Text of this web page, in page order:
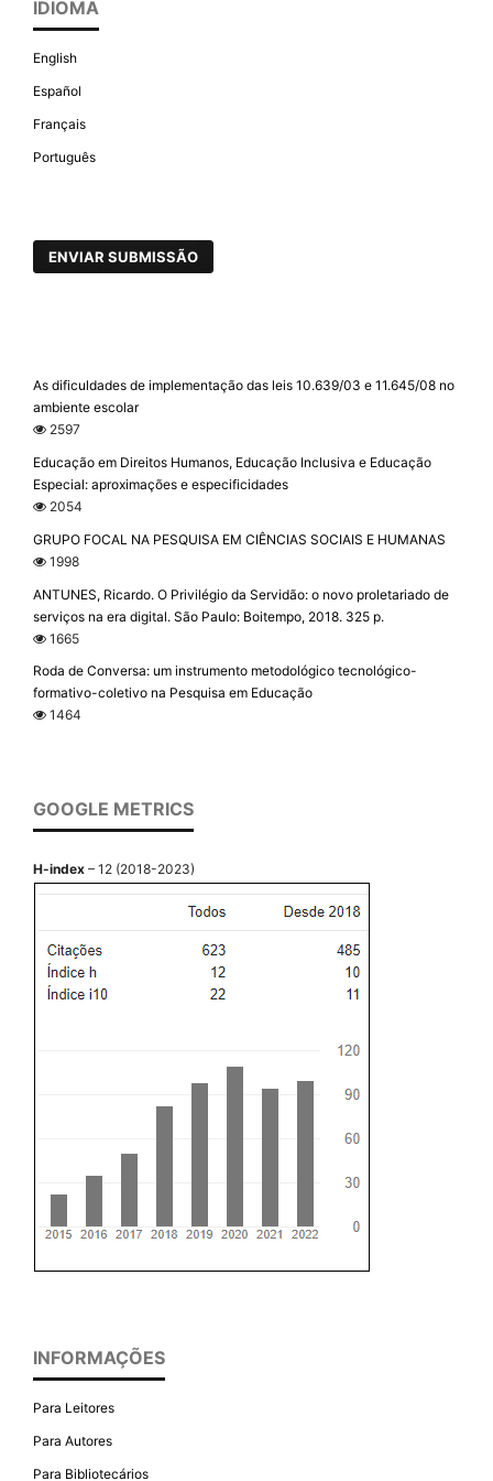
IDIOMA
English
Español
Français
Português
ENVIAR SUBMISSÃO
As dificuldades de implementação das leis 10.639/03 e 11.645/08 no
ambiente escolar
2597
Educação em Direitos Humanos, Educação Inclusiva e Educação
Especial: aproximações e especificidades
2054
GRUPO FOCAL NA PESQUISA EM CIÊNCIAS SOCIAIS E HUMANAS
1998
ANTUNES, Ricardo. O Privilégio da Servidão: o novo proletariado de
serviços na era digital. São Paulo: Boitempo, 2018. 325 p.
1665
Roda de Conversa: um instrumento metodológico tecnológico-
formativo-coletivo na Pesquisa em Educação
1464
GOOGLE METRICS
H-index – 12 (2018-2023)
INFORMAÇÕES
Para Leitores
Para Autores
Para Bibliotecários